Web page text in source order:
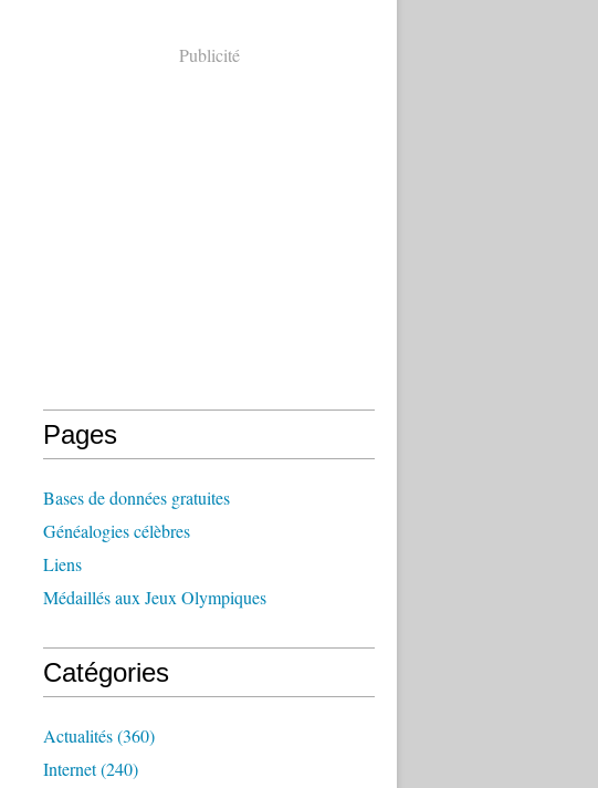
Publicité
Pages
Bases de données gratuites
Généalogies célèbres
Liens
Médaillés aux Jeux Olympiques
Catégories
Actualités(360)
Internet(240)